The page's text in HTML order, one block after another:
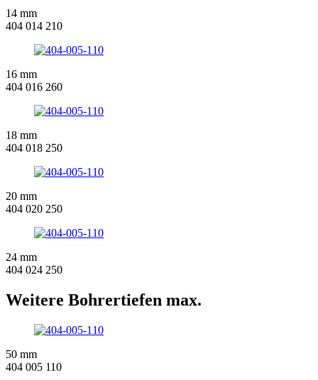
14 mm
404 014 210
16 mm
404 016 260
18 mm
404 018 250
20 mm
404 020 250
24 mm
404 024 250
Weitere Bohrertiefen max.
50 mm
404 005 110